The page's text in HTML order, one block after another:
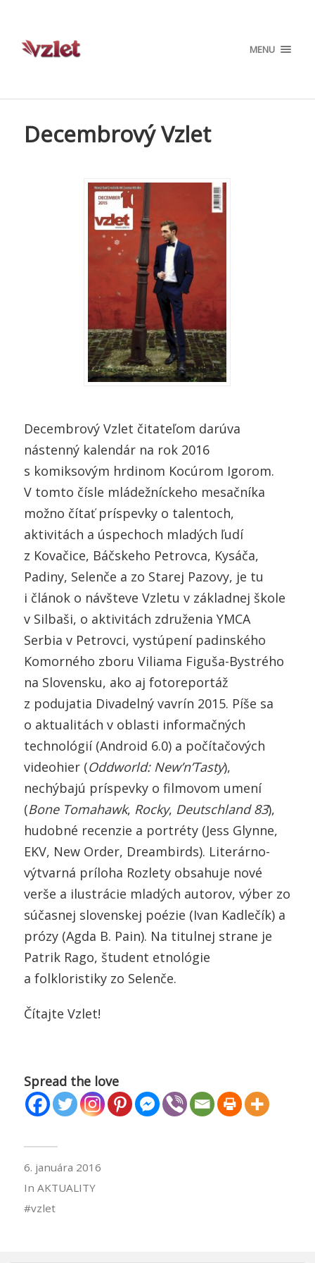
MENU
Decembrový Vzlet
Decembrový Vzlet čitateľom darúva
nástenný kalendár na rok 2016
s komiksovým hrdinom Kocúrom Igorom.
V tomto čísle mládežníckeho mesačníka
možno čítať príspevky o talentoch,
aktivitách a úspechoch mladých ľudí
z Kovačice, Báčskeho Petrovca, Kysáča,
Padiny, Selenče a zo Starej Pazovy, je tu
i článok o návšteve Vzletu v základnej škole
v Silbaši, o aktivitách združenia YMCA
Serbia v Petrovci, vystúpení padinského
Komorného zboru Viliama Figuša-Bystrého
na Slovensku, ako aj fotoreportáž
z podujatia Divadelný vavrín 2015. Píše sa
o aktualitách v oblasti informačných
technológií (Android 6.0) a počítačových
videohier (Oddworld: New’n’Tasty),
nechýbajú príspevky o filmovom umení
(Bone Tomahawk, Rocky, Deutschland 83),
hudobné recenzie a portréty (Jess Glynne,
EKV, New Order, Dreambirds). Literárno-
výtvarná príloha Rozlety obsahuje nové
verše a ilustrácie mladých autorov, výber zo
súčasnej slovenskej poézie (Ivan Kadlečík) a
prózy (Agda B. Pain). Na titulnej strane je
Patrik Rago, študent etnológie
a folkloristiky zo Selenče.
Čítajte Vzlet!
Spread the love
6. januára 2016
In AKTUALITY
vzlet